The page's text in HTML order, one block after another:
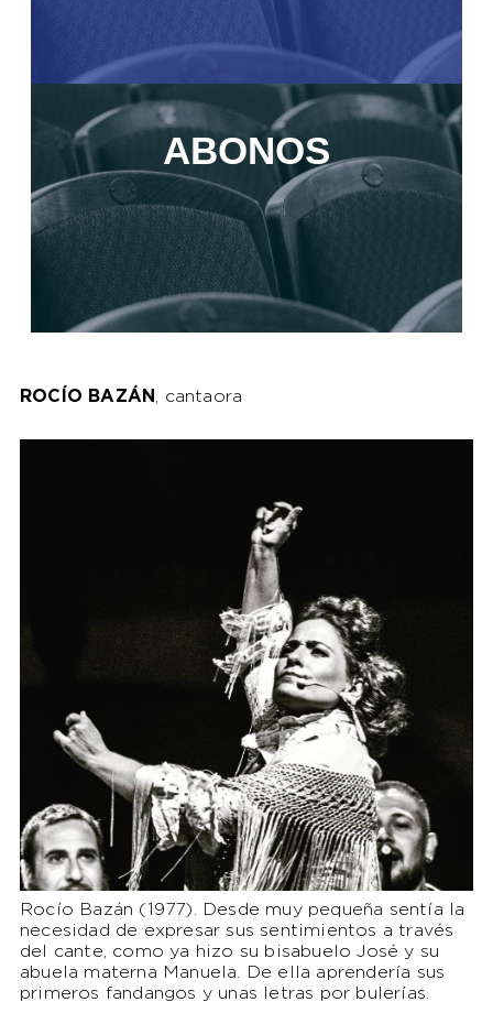
ABONOS
ROCÍO BAZÁN , cantaora
Rocío Bazán (1977). Desde muy pequeña sentía la
necesidad de expresar sus sentimientos a través
del cante, como ya hizo su bisabuelo José y su
abuela materna Manuela. De ella aprendería sus
primeros fandangos y unas letras por bulerías.